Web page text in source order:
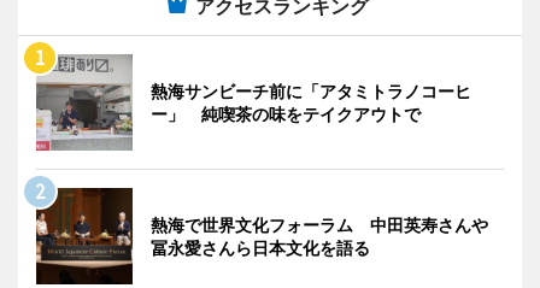
アクセスランキング
熱海サンビーチ前に「アタミトラノコーヒ
ー」 純喫茶の味をテイクアウトで
熱海で世界文化フォーラム 中田英寿さんや
冨永愛さんら日本文化を語る